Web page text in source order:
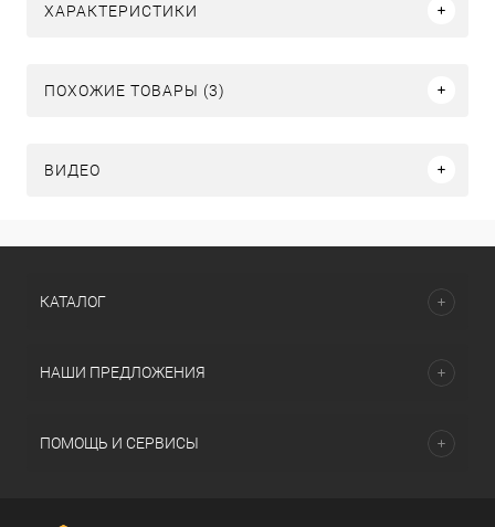
ХАРАКТЕРИСТИКИ
ПОХОЖИЕ ТОВАРЫ (3)
ВИДЕО
КАТАЛОГ
НАШИ ПРЕДЛОЖЕНИЯ
ПОМОЩЬ И СЕРВИСЫ